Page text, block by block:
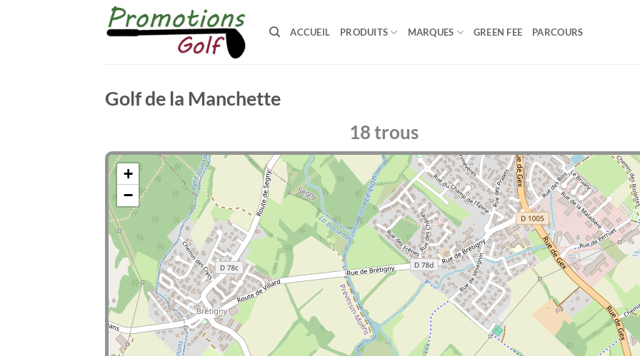
ACCUEIL PRODUITS MARQUES GREEN FEE PARCOURS
Golf de la Manchette
18 trous
+
−